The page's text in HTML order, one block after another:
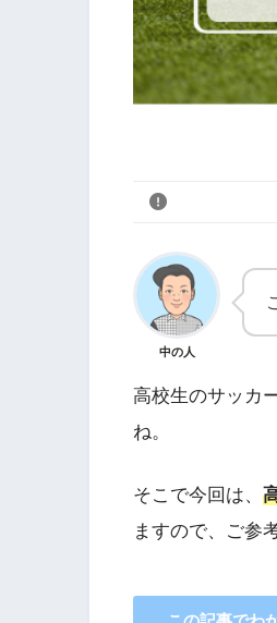
中の人
高校生のサッカ
ね。
そこで今回は、
ますので、ご参